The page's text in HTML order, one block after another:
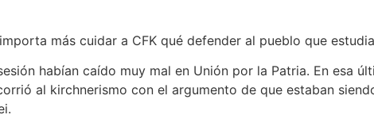
más cuidar a CFK qué defender al pueblo que
habían caído muy mal en Unión por la Patria. En esa
al kirchnerismo con el argumento de que estaban